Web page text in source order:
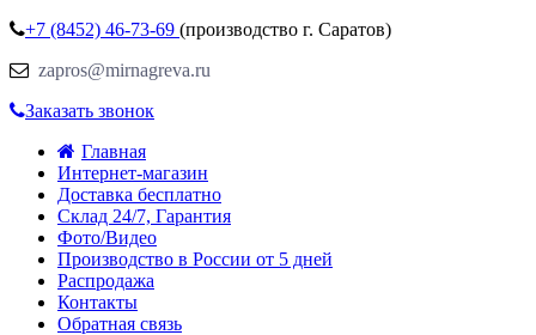
+7 (8452) 46-73-69 (производство г. Саратов)
zapros@mirnagreva.ru
Заказать звонок
Главная
Интернет-магазин
Доставка бесплатно
Склад 24/7, Гарантия
Фото/Видео
Производство в России от 5 дней
Распродажа
Контакты
Обратная связь